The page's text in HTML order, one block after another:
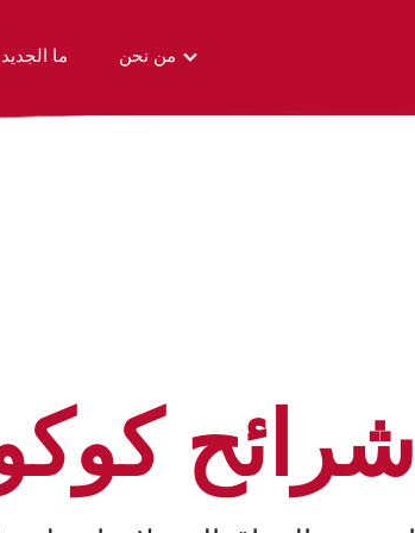
ما الجديد من نحن
شرائح